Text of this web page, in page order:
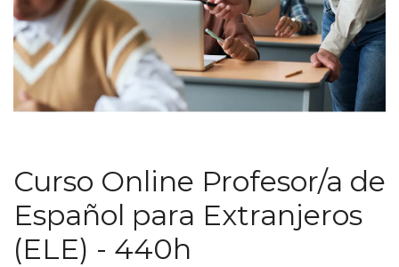
Curso Online Profesor/a de
Español para Extranjeros
(ELE) - 440h